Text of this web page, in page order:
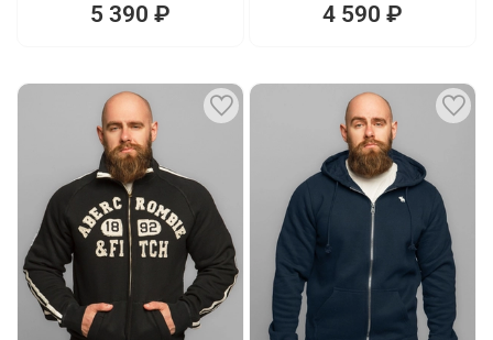
5 390 ₽ 4 590 ₽